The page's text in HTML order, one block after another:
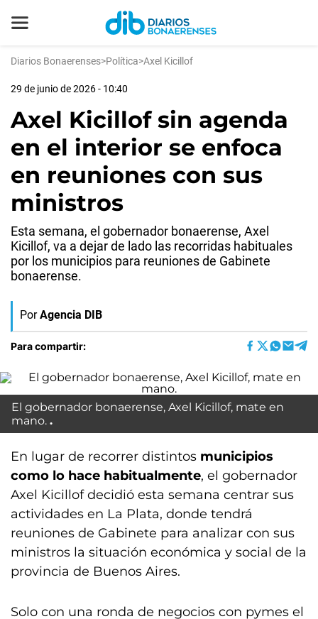
Diarios Bonaerenses>Política>Axel Kicillof
29 de junio de 2026 - 10:40
Axel Kicillof sin agenda
en el interior se enfoca
en reuniones con sus
ministros
Esta semana, el gobernador bonaerense, Axel
Kicillof, va a dejar de lado las recorridas habituales
por los municipios para reuniones de Gabinete
bonaerense.
Por Agencia DIB
Para compartir:
El gobernador bonaerense, Axel Kicillof, mate en
mano.
En lugar de recorrer distintos municipios
como lo hace habitualmente, el gobernador
Axel Kicillof decidió esta semana centrar sus
actividades en La Plata, donde tendrá
reuniones de Gabinete para analizar con sus
ministros la situación económica y social de la
provincia de Buenos Aires.
Solo con una ronda de negocios con pymes el